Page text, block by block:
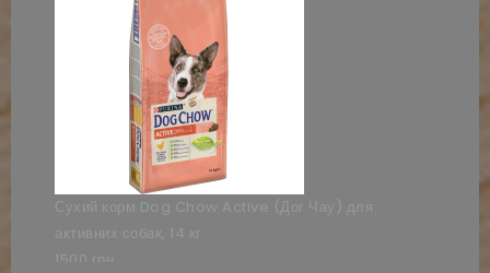
Сухий корм Dog Chow Active (Дог Чау) для
активних собак, 14 кг
1500 грн